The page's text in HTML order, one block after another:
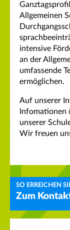
Allgemeinen
intensive
an der
umfassende
ermöglichen.
Auf unserer
Infomationen
unserer
Wir freuen
SO ERREICHEN
Zum